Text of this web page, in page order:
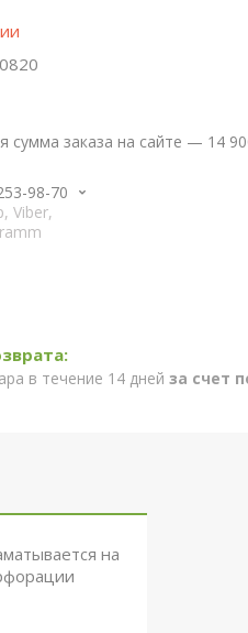
сумма заказа на сайте — 14
98-70
Viber,
в течение 14 дней за счет
на